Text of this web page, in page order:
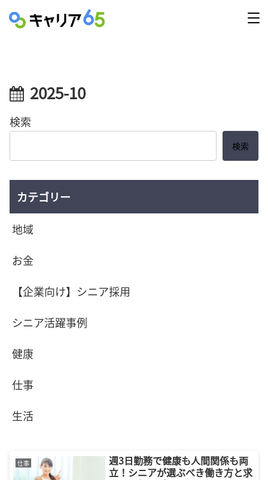
2025-10
検索
検索
カテゴリー
地域
お金
【企業向け】シニア採用
シニア活躍事例
健康
仕事
生活
仕事
週3日勤務で健康も人間関係も両
立！シニアが選ぶべき働き方と求